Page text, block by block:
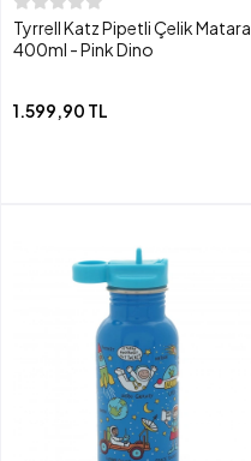
Tyrrell Katz Pipetli Çelik Matara
400ml - Pink Dino
1.599,90 TL